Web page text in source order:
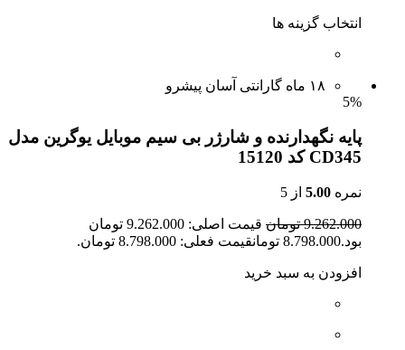
انتخاب گزینه ها
۱۸ ماه گارانتی آسان پیشرو
5%
پایه نگهدارنده و شارژر بی سیم موبایل یوگرین مدل
CD345 کد 15120
نمره 5.00 از 5
9.262.000 تومان
قیمت اصلی: 9.262.000 تومان
بود.8.798.000 تومانقیمت فعلی: 8.798.000 تومان.
افزودن به سبد خرید